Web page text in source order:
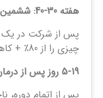
هفته 30-40: ششمین و آخرین درمان
پس از شرکت در یک
چیزی را از 80٪ + کاهش رشد مو داشته باشید.
5-19روز پس از
پس از اتمام